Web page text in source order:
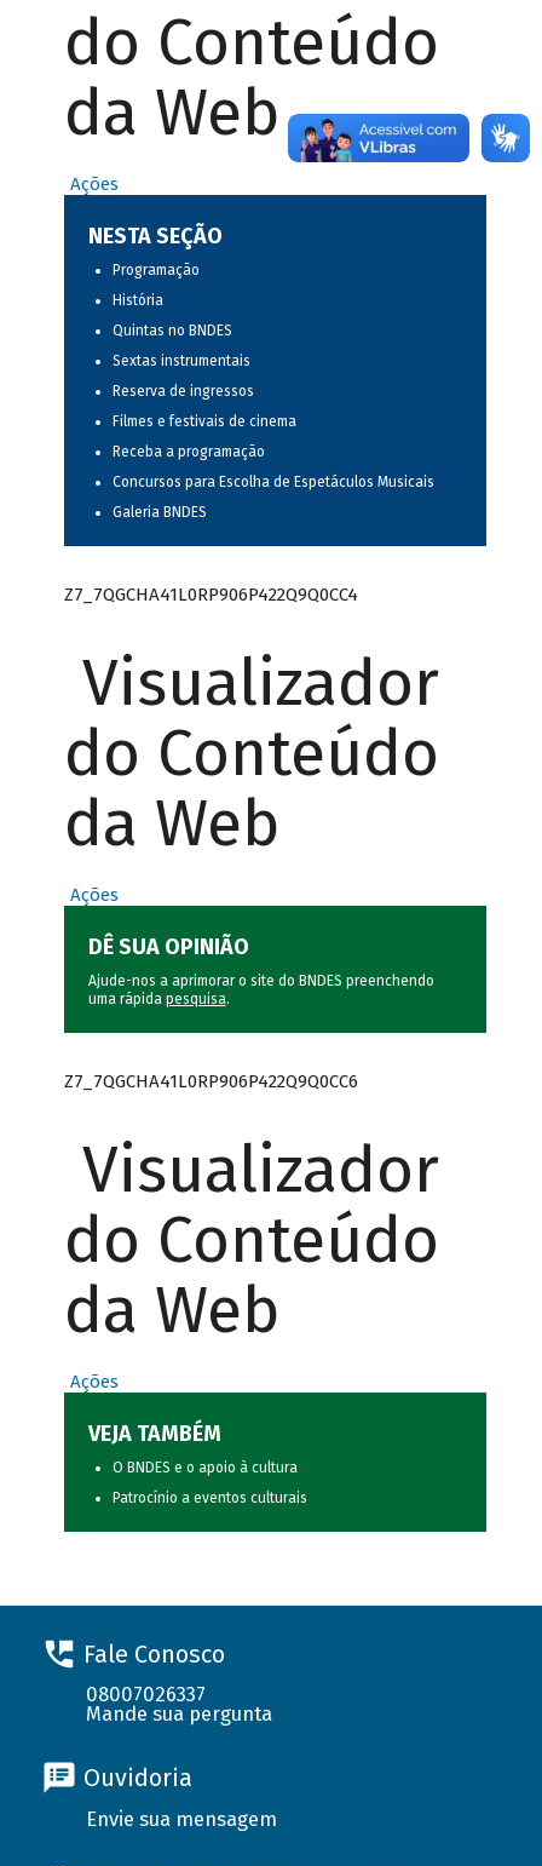
do Conteúdo
da Web
Ações
NESTA SEÇÃO
Programação
História
Quintas no BNDES
Sextas instrumentais
Reserva de ingressos
Filmes e festivais de cinema
Receba a programação
Concursos para Escolha de Espetáculos Musicais
Galeria BNDES
Z7_7QGCHA41L0RP906P422Q9Q0CC4
Visualizador
do Conteúdo
da Web
Ações
DÊ SUA OPINIÃO
Ajude-nos a aprimorar o site do BNDES preenchendo
uma rápida pesquisa.
Z7_7QGCHA41L0RP906P422Q9Q0CC6
Visualizador
do Conteúdo
da Web
Ações
VEJA TAMBÉM
O BNDES e o apoio à cultura
Patrocínio a eventos culturais
Fale Conosco
08007026337
Mande sua pergunta
Ouvidoria
Envie sua mensagem